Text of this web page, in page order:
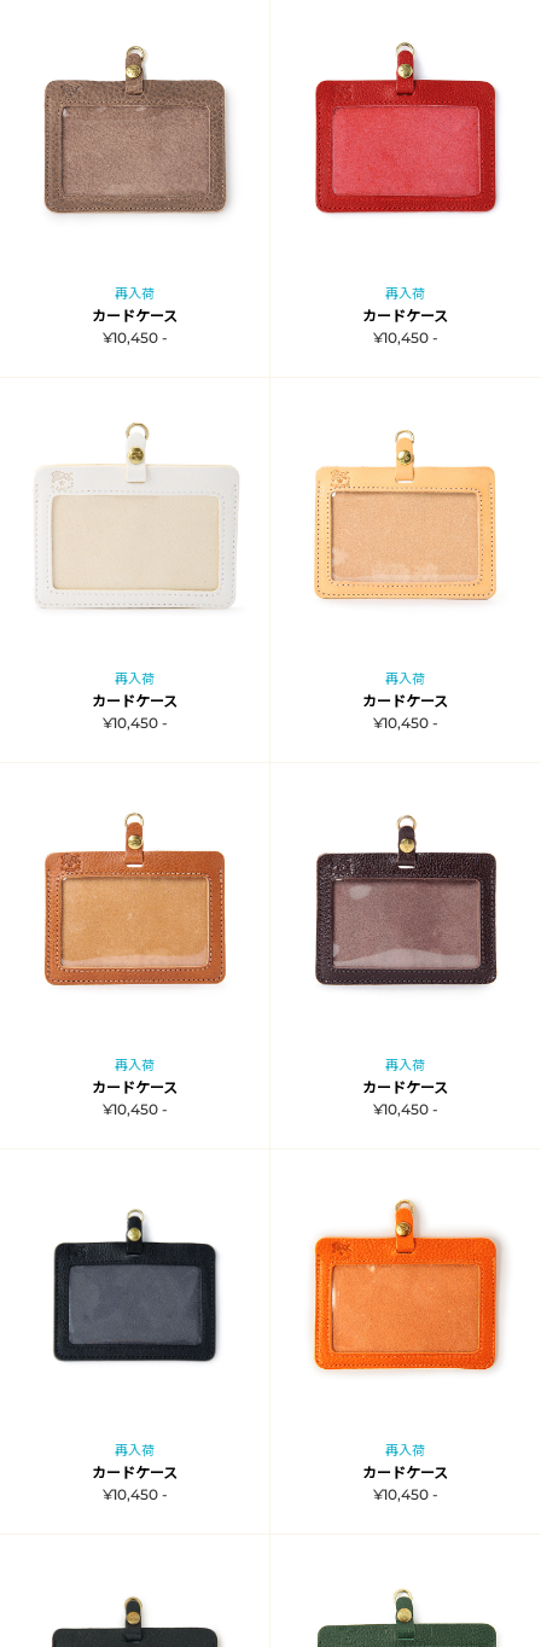
再入荷
カードケース
¥10,450 -
再入荷
カードケース
¥10,450 -
再入荷
カードケース
¥10,450 -
再入荷
カードケース
¥10,450 -
再入荷
カードケース
¥10,450 -
再入荷
カードケース
¥10,450 -
再入荷
カードケース
¥10,450 -
再入荷
カードケース
¥10,450 -